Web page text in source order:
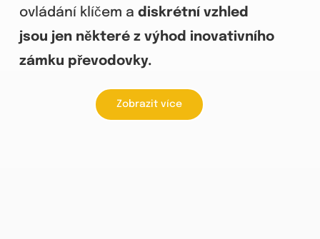
ovládání klíčem a diskrétní vzhled
jsou jen některé z výhod inovativního
zámku převodovky.
Zobrazit více